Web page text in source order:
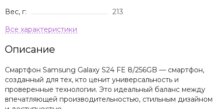
Вес, г:
213
Описание
Смартфон Samsung Galaxy S24 FE 8/256GB — смартфон,
созданный для тех, кто ценит универсальность и
проверенные технологии. Это идеальный баланс между
впечатляющей производительностью, стильным дизайном